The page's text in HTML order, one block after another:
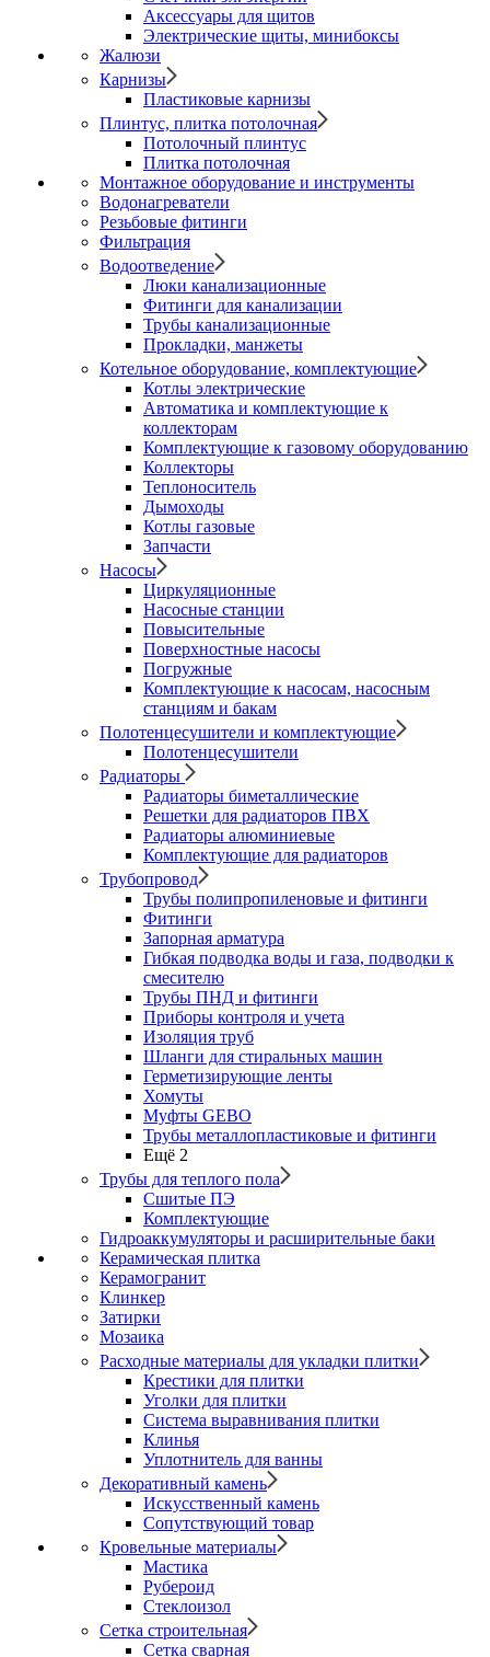
Аксессуары для щитов
Электрические щиты, минибоксы
Жалюзи
Карнизы
Пластиковые карнизы
Плинтус, плитка потолочная
Потолочный плинтус
Плитка потолочная
Монтажное оборудование и инструменты
Водонагреватели
Резьбовые фитинги
Фильтрация
Водоотведение
Люки канализационные
Фитинги для канализации
Трубы канализационные
Прокладки, манжеты
Котельное оборудование, комплектующие
Котлы электрические
Автоматика и комплектующие к
коллекторам
Комплектующие к газовому оборудованию
Коллекторы
Теплоноситель
Дымоходы
Котлы газовые
Запчасти
Насосы
Циркуляционные
Насосные станции
Повысительные
Поверхностные насосы
Погружные
Комплектующие к насосам, насосным
станциям и бакам
Полотенцесушители и комплектующие
Полотенцесушители
Радиаторы
Радиаторы биметаллические
Решетки для радиаторов ПВХ
Радиаторы алюминиевые
Комплектующие для радиаторов
Трубопровод
Трубы полипропиленовые и фитинги
Фитинги
Запорная арматура
Гибкая подводка воды и газа, подводки к
смесителю
Трубы ПНД и фитинги
Приборы контроля и учета
Изоляция труб
Шланги для стиральных машин
Герметизирующие ленты
Хомуты
Муфты GEBO
Трубы металлопластиковые и фитинги
Ещё 2
Трубы для теплого пола
Сшитые ПЭ
Комплектующие
Гидроаккумуляторы и расширительные баки
Керамическая плитка
Керамогранит
Клинкер
Затирки
Мозаика
Расходные материалы для укладки плитки
Крестики для плитки
Уголки для плитки
Система выравнивания плитки
Клинья
Уплотнитель для ванны
Декоративный камень
Искусственный камень
Сопутствующий товар
Кровельные материалы
Мастика
Рубероид
Стеклоизол
Сетка строительная
Сетка сварная